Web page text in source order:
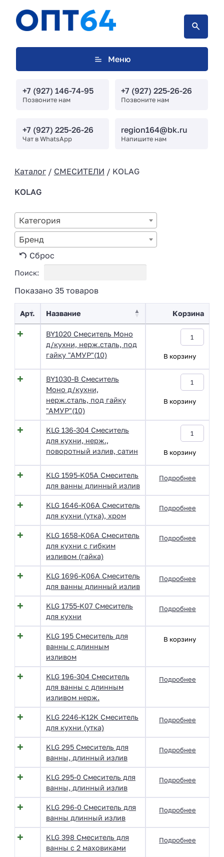
Меню
+7 (927) 146-74-95
Позвоните нам
+7 (927) 225-26-26
Позвоните нам
+7 (927) 225-26-26
Чат в WhatsApp
region164@bk.ru
Напишите нам
Каталог/ СМЕСИТЕЛИ / KOLAG
KOLAG
Категория
Бренд
Сброс
Поиск:
Показано 35 товаров
Арт. Название Корзина
BY1020 Смеситель Моно
д/кухни, нерж.сталь, под
гайку "АМУР"(10)
В корзину
BY1030-B Смеситель
Моно д/кухни,
нерж.сталь, под гайку
"АМУР"(10)
В корзину
KLG 136-304 Смеситель
для кухни, нерж.,
поворотный излив, сатин
В корзину
KLG 1595-K05A Смеситель
для ванны длинный излив
Подробнее
KLG 1646-K06A Смеситель
для кухни (утка), хром
Подробнее
KLG 1658-K06A Смеситель
для кухни с гибким
изливом (гайка)
Подробнее
KLG 1696-K06A Смеситель
для ванны длинный излив
Подробнее
KLG 1755-K07 Смеситель
для кухни
Подробнее
KLG 195 Смеситель для
ванны с длинным
изливом
В корзину
KLG 196-304 Смеситель
для ванны с длинным
изливом нерж.
Подробнее
KLG 2246-K12K Смеситель
для кухни (утка)
Подробнее
KLG 295 Смеситель для
ванны, длинный излив
Подробнее
KLG 295-0 Смеситель для
ванны, длинный излив
Подробнее
KLG 296-0 Смеситель для
ванны длинный излив
Подробнее
KLG 398 Смеситель для
ванны с 2 маховиками
Подробнее